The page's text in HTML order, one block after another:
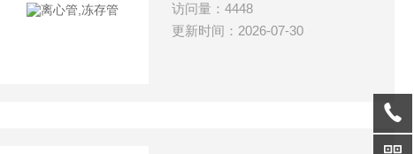
访问量：4448
更新时间：2026-07-30